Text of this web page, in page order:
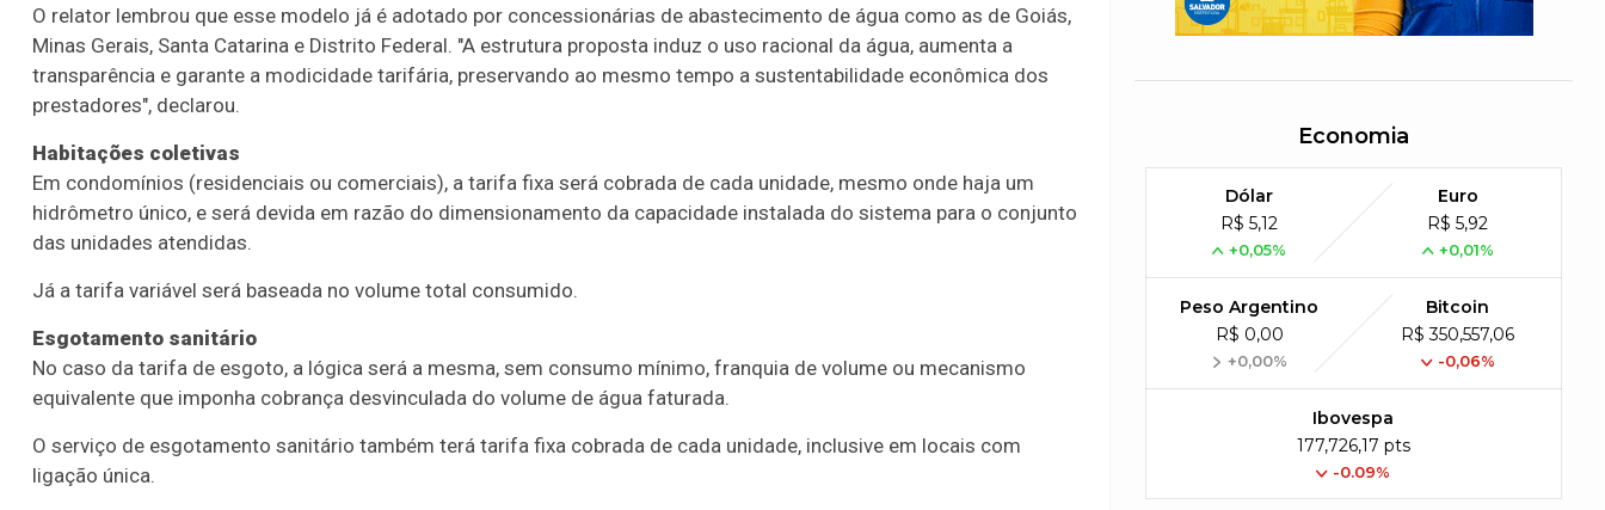
O relator lembrou que esse modelo já é adotado por concessionárias de abastecimento de água como as de Goiás,
Minas Gerais, Santa Catarina e Distrito Federal. "A estrutura proposta induz o uso racional da água, aumenta a
transparência e garante a modicidade tarifária, preservando ao mesmo tempo a sustentabilidade econômica dos
prestadores", declarou.
Habitações coletivas
Em condomínios (residenciais ou comerciais), a tarifa fixa será cobrada de cada unidade, mesmo onde haja um
hidrômetro único, e será devida em razão do dimensionamento da capacidade instalada do sistema para o conjunto
das unidades atendidas.
Já a tarifa variável será baseada no volume total consumido.
Esgotamento sanitário
No caso da tarifa de esgoto, a lógica será a mesma, sem consumo mínimo, franquia de volume ou mecanismo
equivalente que imponha cobrança desvinculada do volume de água faturada.
O serviço de esgotamento sanitário também terá tarifa fixa cobrada de cada unidade, inclusive em locais com
ligação única.
Economia
Dólar
R$ 5,12
+0,05%
Euro
R$ 5,92
+0,01%
Peso Argentino
R$ 0,00
+0,00%
Bitcoin
R$ 350,557,06
-0,06%
Ibovespa
177,726,17 pts
-0.09%